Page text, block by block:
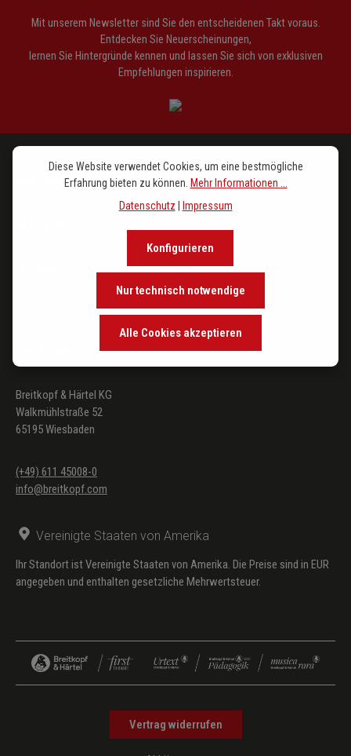
Mit unserem Newsletter sind Sie den entscheidenen Takt voraus.
Entdecken Sie Neuerscheinungen,
lernen Sie Hintergründe kennen und lassen Sie sich von exklusiven
Empfehlungen inspirieren.
PROGRAMM
Breitkopf & Härtel KG
Walkmühlstraße 52
65195 Wiesbaden
(+49) 611 45008-0
info@breitkopf.com
Vereinigte Staaten von Amerika
Ihr Standort ist Vereinigte Staaten von Amerika. Die Preise sind in EUR
angegeben und enthalten gesetzliche Mehrwertsteuer.
Vertrag widerrufen
Diese Website verwendet Cookies, um eine bestmögliche
Erfahrung bieten zu können. Mehr Informationen ...
Datenschutz
Impressum
Nur technisch notwendige
Konfigurieren
Alle Cookies akzeptieren